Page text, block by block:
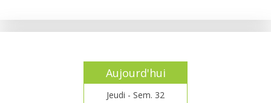
Aujourd'hui
Jeudi - Sem. 32